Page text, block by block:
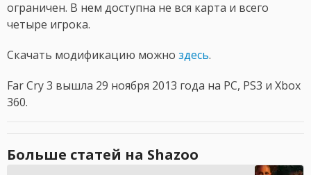
ограничен. В нем доступна не вся карта и всего
четыре игрока.
Скачать модификацию можно здесь.
Far Cry 3 вышла 29 ноября 2013 года на PC, PS3 и Xbox
360.
Больше статей на Shazoo